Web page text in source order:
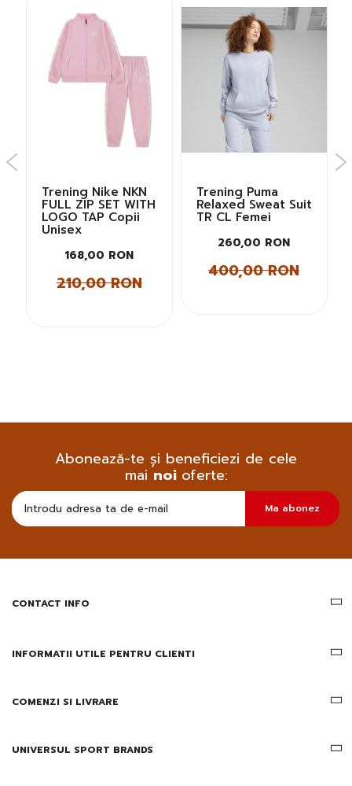
Trening Nike NKN
FULL ZIP SET WITH
LOGO TAP Copii
Unisex
168,00 RON
210,00 RON
Trening Puma
Relaxed Sweat Suit
TR CL Femei
260,00 RON
400,00 RON
Abonează-te și beneficiezi de cele
mainoi oferte:
sa
primesc
informatii
Ma abonez
CONTACT INFO
INFORMATII UTILE PENTRU CLIENTI
COMENZI SI LIVRARE
UNIVERSUL SPORT BRANDS